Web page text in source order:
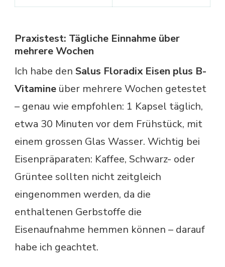
Praxistest: Tägliche Einnahme über
mehrere Wochen
Ich habe den Salus Floradix Eisen plus B-
Vitamine über mehrere Wochen getestet
– genau wie empfohlen: 1 Kapsel täglich,
etwa 30 Minuten vor dem Frühstück, mit
einem grossen Glas Wasser. Wichtig bei
Eisenpräparaten: Kaffee, Schwarz- oder
Grüntee sollten nicht zeitgleich
eingenommen werden, da die
enthaltenen Gerbstoffe die
Eisenaufnahme hemmen können – darauf
habe ich geachtet.